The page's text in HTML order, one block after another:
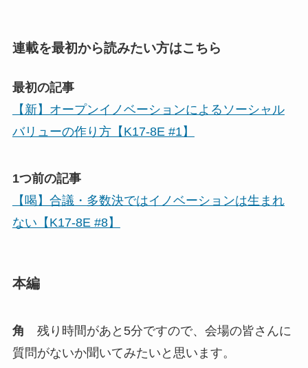
連載を最初から読みたい方はこちら
最初の記事
【新】オープンイノベーションによるソーシャル
バリューの作り方【K17-8E #1】
1つ前の記事
【喝】合議・多数決ではイノベーションは生まれ
ない【K17-8E #8】
本編
角 残り時間があと5分ですので、会場の皆さんに
質問がないか聞いてみたいと思います。